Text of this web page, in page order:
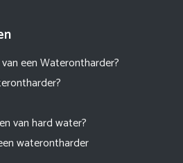
een Waterontharder?
van hard water?
waterontharder